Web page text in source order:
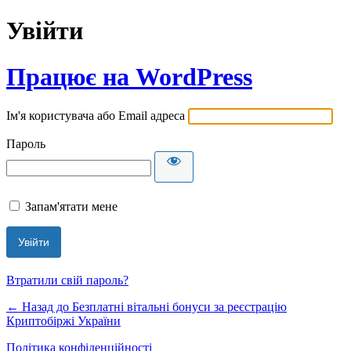
Увійти
Працює на WordPress
Ім'я користувача або Email адреса
Пароль
Запам'ятати мене
Втратили свій пароль?
← Назад до Безплатні вітальні бонуси за реєстрацію
Криптобіржі України
Політика конфіденційності